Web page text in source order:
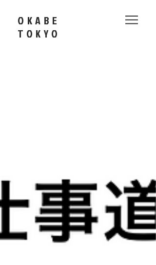
OKABE
​TOKYO